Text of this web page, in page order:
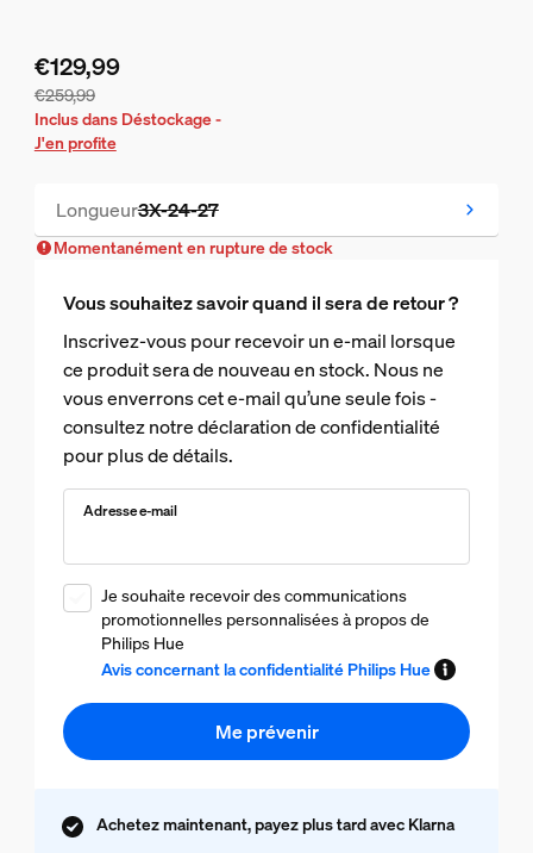
Le prix actuel est €129,99, le prix d'origine est €259,99
€259,99
€129,99
Inclus dans Déstockage -
J'en profite
Longueur3X-24-27
Temporairement en rupture de stock
Momentanément en rupture de stock
Vous souhaitez savoir quand il sera de retour ?
Inscrivez-vous pour recevoir un e-mail lorsque
ce produit sera de nouveau en stock. Nous ne
vous enverrons cet e-mail qu’une seule fois -
consultez notre déclaration de confidentialité
pour plus de détails.
Adresse e-mail
Je souhaite recevoir des communications
promotionnelles personnalisées à propos de
Philips Hue
Avis concernant la confidentialité Philips Hue
Me prévenir
Achetez maintenant, payez plus tard avec Klarna